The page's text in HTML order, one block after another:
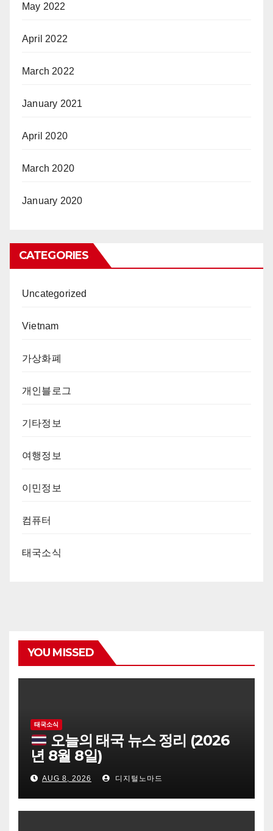
May 2022
April 2022
March 2022
January 2021
April 2020
March 2020
January 2020
CATEGORIES
Uncategorized
Vietnam
가상화폐
개인블로그
기타정보
여행정보
이민정보
컴퓨터
태국소식
YOU MISSED
태국소식
오늘의 태국 뉴스 정리 (2026
년 8월 8일)
AUG 8, 2026 디지털노마드